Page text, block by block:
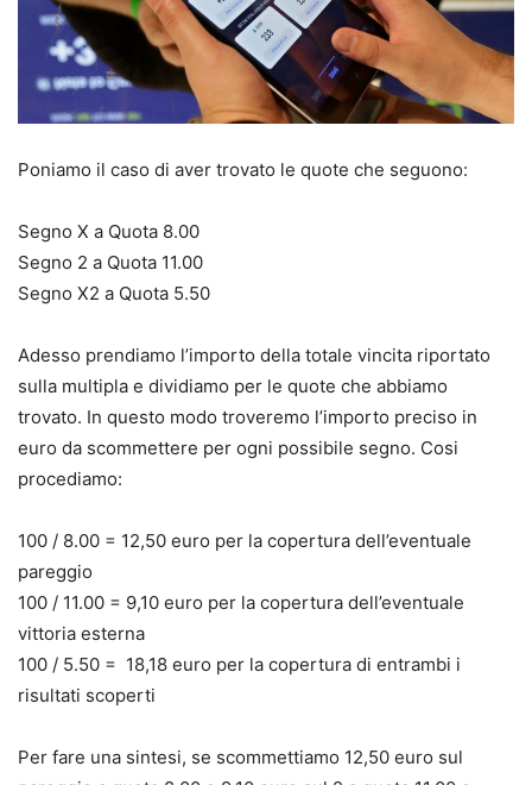
Poniamo il caso di aver trovato le quote che seguono:
Segno X a Quota 8.00
Segno 2 a Quota 11.00
Segno X2 a Quota 5.50
Adesso prendiamo l’importo della totale vincita riportato
sulla multipla e dividiamo per le quote che abbiamo
trovato. In questo modo troveremo l’importo preciso in
euro da scommettere per ogni possibile segno. Cosi
procediamo:
100 / 8.00 = 12,50 euro per la copertura dell’eventuale
pareggio
100 / 11.00 = 9,10 euro per la copertura dell’eventuale
vittoria esterna
100 / 5.50 = 18,18 euro per la copertura di entrambi i
risultati scoperti
Per fare una sintesi, se scommettiamo 12,50 euro sul